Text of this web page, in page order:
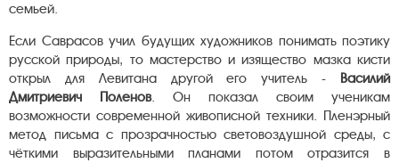
семьей.
Если Саврасов учил будущих художников понимать поэтику
русской природы, то мастерство и изящество мазка кисти
открыл для Левитана другой его учитель - Василий
Дмитриевич Поленов. Он показал своим ученикам
возможности современной живописной техники. Пленэрный
метод письма с прозрачностью световоздушной среды, с
чёткими выразительными планами потом отразится в